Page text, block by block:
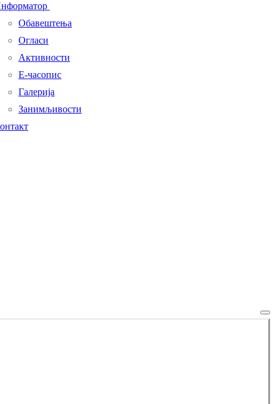
Обавештења
Огласи
Активности
Е-часопис
Галерија
Занимљивости